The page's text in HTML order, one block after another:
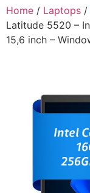
Home / Laptops /
Latitude 5520 –
15,6 inch –